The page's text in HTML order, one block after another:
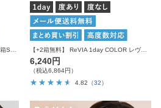
【+2箱無料】 ReVIA 1day COLOR レヴィア カラコン カラー 6箱セット
6,240円
（税込6,864円）
4.82
（32）